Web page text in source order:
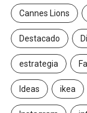
Cannes Lions
Destacado
estrategia
Ideas ikea